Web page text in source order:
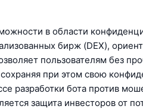
в области
бирж (DEX),
пользователям без
при этом свою
разработки бота против
защита инвесторов от